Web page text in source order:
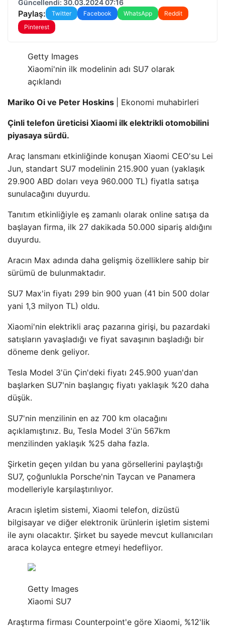
Güncellendi: 30.03.2024 07:16
Paylaş: Twitter Facebook WhatsApp
Reddit
Pinterest
Getty Images
Xiaomi'nin ilk modelinin adı SU7 olarak
açıklandı
Mariko Oi ve Peter Hoskins | Ekonomi muhabirleri
Çinli telefon üreticisi Xiaomi ilk elektrikli otomobilini
piyasaya sürdü.
Araç lansmanı etkinliğinde konuşan Xiaomi CEO'su Lei
Jun, standart SU7 modelinin 215.900 yuan (yaklaşık
29.900 ABD doları veya 960.000 TL) fiyatla satışa
sunulacağını duyurdu.
Tanıtım etkinliğiyle eş zamanlı olarak online satışa da
başlayan firma, ilk 27 dakikada 50.000 sipariş aldığını
duyurdu.
Aracın Max adında daha gelişmiş özelliklere sahip bir
sürümü de bulunmaktadır.
SU7 Max'in fiyatı 299 bin 900 yuan (41 bin 500 dolar
yani 1,3 milyon TL) oldu.
Xiaomi'nin elektrikli araç pazarına girişi, bu pazardaki
satışların yavaşladığı ve fiyat savaşının başladığı bir
döneme denk geliyor.
Tesla Model 3'ün Çin'deki fiyatı 245.900 yuan'dan
başlarken SU7'nin başlangıç ​​fiyatı yaklaşık %20 daha
düşük.
SU7'nin menzilinin en az 700 km olacağını
açıklamıştınız. Bu, Tesla Model 3'ün 567km
menzilinden yaklaşık %25 daha fazla.
Şirketin geçen yıldan bu yana görsellerini paylaştığı
SU7, çoğunlukla Porsche'nin Taycan ve Panamera
modelleriyle karşılaştırılıyor.
Aracın işletim sistemi, Xiaomi telefon, dizüstü
bilgisayar ve diğer elektronik ürünlerin işletim sistemi
ile aynı olacaktır. Şirket bu sayede mevcut kullanıcıları
araca kolayca entegre etmeyi hedefliyor.
Getty Images
Xiaomi SU7
Araştırma firması Counterpoint'e göre Xiaomi, %12'lik